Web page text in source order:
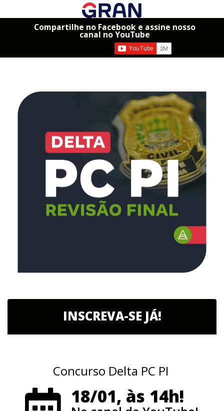
Compartilhe no Facebook e assine nosso
canal no YouTube
INSCREVA-SE JÁ!
Concurso Delta PC PI
18/01, às 14h!